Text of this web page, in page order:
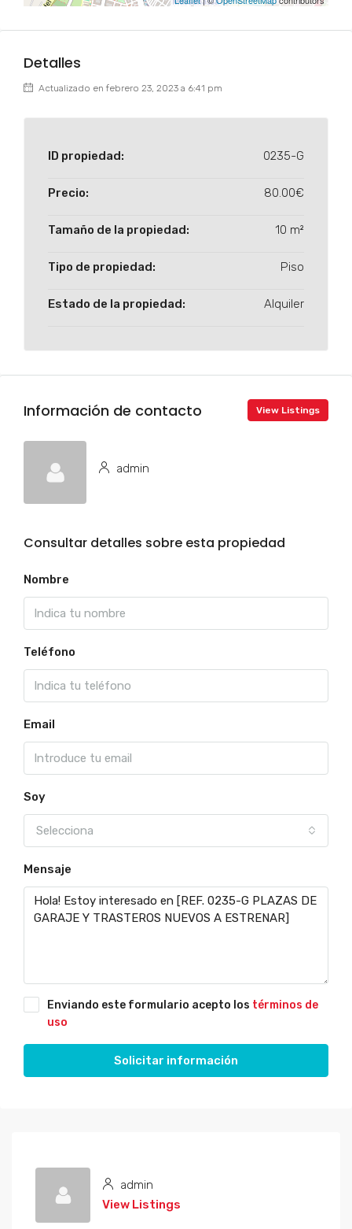
Detalles
Actualizado en febrero 23, 2023 a 6:41 pm
ID propiedad: 0235-G
Precio: 80.00€
Tamaño de la propiedad: 10 m²
Tipo de propiedad: Piso
Estado de la propiedad: Alquiler
Información de contacto View Listings
admin
Consultar detalles sobre esta propiedad
Nombre
Teléfono
Email
Soy
Selecciona
Mensaje
Enviando este formulario acepto los términos de
uso
Solicitar información
admin
View Listings